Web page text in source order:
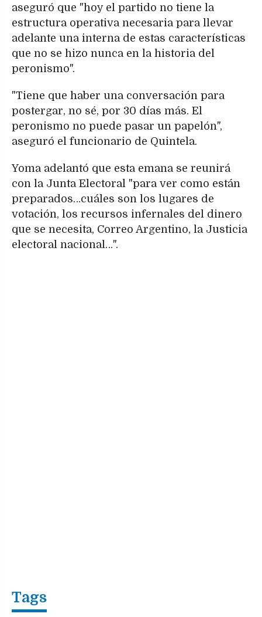
aseguró que "hoy el partido no tiene la
estructura operativa necesaria para llevar
adelante una interna de estas características
que no se hizo nunca en la historia del
peronismo".
"Tiene que haber una conversación para
postergar, no sé, por 30 días más. El
peronismo no puede pasar un papelón",
aseguró el funcionario de Quintela.
Yoma adelantó que esta emana se reunirá
con la Junta Electoral "para ver como están
preparados…cuáles son los lugares de
votación, los recursos infernales del dinero
que se necesita, Correo Argentino, la Justicia
electoral nacional…".